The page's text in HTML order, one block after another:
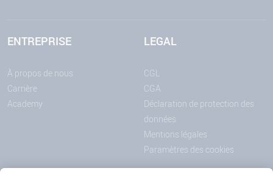
ENTREPRISE
À propos de nous
Carrière
Academy
LEGAL
CGL
CGA
Déclaration de protection des
données
Mentions légales
Paramètres des cookies